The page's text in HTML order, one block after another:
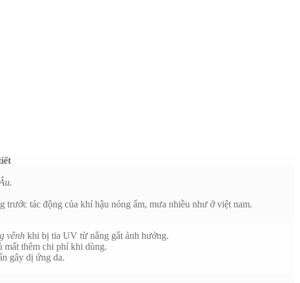
tác động của khí hậu nóng ẩm, mưa nhiều như ở việt nam.
vênh khi bị tia UV từ nắng gắt ảnh hưởng.
mất thêm chi phí khi dùng.
gây dị ứng da.